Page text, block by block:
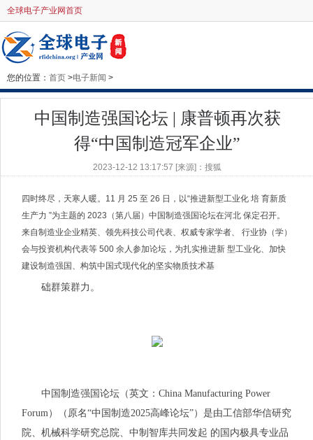
全球电子产业网首页
您的位置： 首页 >电子新闻 >
中国制造强国论坛 | 康普顿再次获
得“中国制造冠军企业”
2023-12-12 13:17:57 [来源]：搜狐
四时终尽，天寒人暖。11 月 25 至 26 日，以“推进新型工业化 培 育新质
生产力 ”为主题的 2023（第八届）中国制造强国论坛在河北 保定召开。
来自制造业企业精英、领先科技公司代表、权威专家学者、 行业协（学）
会与投资机构代表等 500 余人参加论坛，为扎实推进新 型工业化、加快
建设制造强国、构筑中国式现代化的坚实物质技术基
础群策群力。
中国制造强国论坛（英文：China Manufacturing Power
Forum）（原名“中国制造2025高峰论坛”）是由工信部华信研究
院、机械科学研究总院、中制智库共同发起 的国内极具专业品